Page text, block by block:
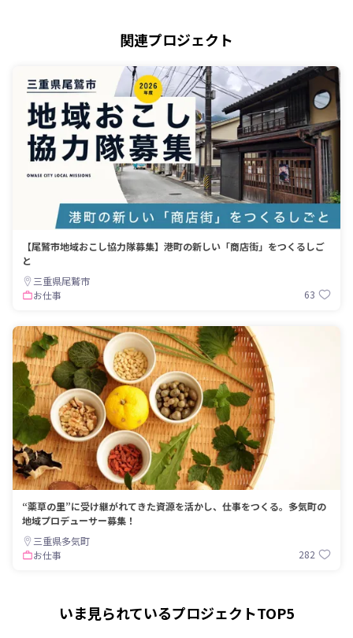
関連プロジェクト
【尾鷲市地域おこし協力隊募集】港町の新しい「商店街」をつくるしご
と
三重県尾鷲市
お仕事
63
“薬草の里”に受け継がれてきた資源を活かし、仕事をつくる。多気町の
地域プロデューサー募集！
三重県多気町
お仕事
282
いま見られているプロジェクトTOP5